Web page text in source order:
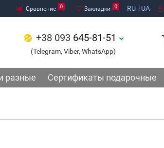
Сравнение 0 Закладки 0 RU UA
+38 093 645-81-51
(Telegram, Viber, WhatsApp)
разные Сертификаты подарочные